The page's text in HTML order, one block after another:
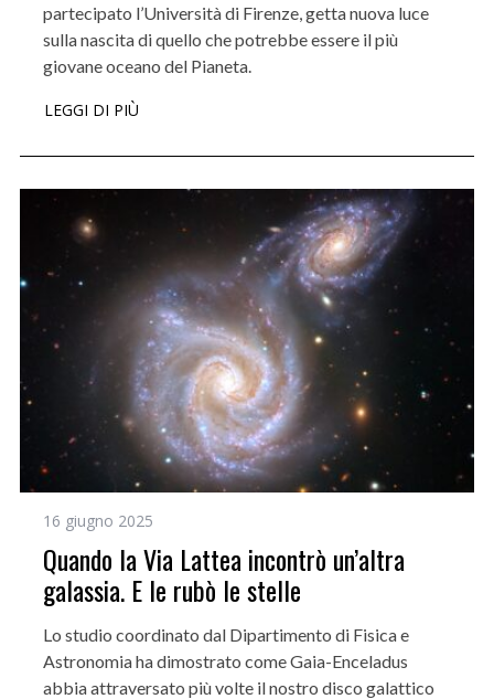
partecipato l’Università di Firenze, getta nuova luce
sulla nascita di quello che potrebbe essere il più
giovane oceano del Pianeta.
LEGGI DI PIÙ
16 giugno 2025
Quando la Via Lattea incontrò un’altra
galassia. E le rubò le stelle
Lo studio coordinato dal Dipartimento di Fisica e
Astronomia ha dimostrato come Gaia-Enceladus
abbia attraversato più volte il nostro disco galattico